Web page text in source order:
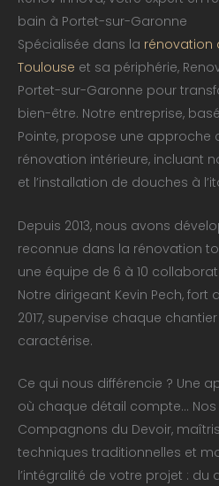
bain à Portet-sur-Garonne
Spécialisée dans la rénovation
Toulouse et sa périphérie,
Portet-sur-Garonne pour
bien-être. Notre entreprise,
Pointe, propose une approche
rénovation intérieure, incluant
et l’installation de douches à
Depuis 2013, nous avons
reconnue dans la rénovation
une équipe de 6 à 10
Notre dirigeant Kevin Pech, fort
2017, supervise chaque
caractérise.
Ce qui nous différencie ? Une
où chaque détail compte…
Compagnons du Devoir,
techniques traditionnelles et
l’intégralité de votre projet : du